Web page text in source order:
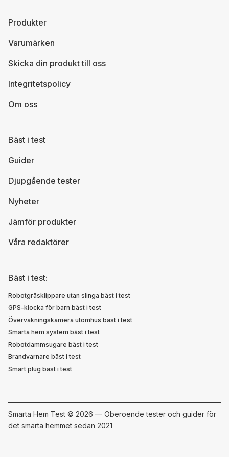
Bäst i test
Guider
Djupgående tester
Nyheter
Jämför produkter
Våra redaktörer
Produkter
Varumärken
Skicka din produkt till oss
Integritetspolicy
Om oss
Bäst i test:
Robotgräsklippare utan slinga bäst i test
GPS-klocka för barn bäst i test
Övervakningskamera utomhus bäst i test
Smarta hem system bäst i test
Robotdammsugare bäst i test
Brandvarnare bäst i test
Smart plug bäst i test
Smarta Hem Test © 2026 — Oberoende tester och guider för
det smarta hemmet sedan 2021